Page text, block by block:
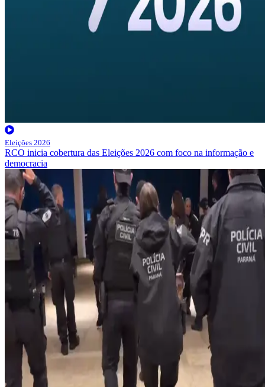
Eleições 2026
RCO inicia cobertura das Eleições 2026 com foco na informação e
democracia